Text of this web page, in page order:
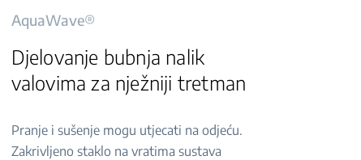
AquaWave®
Djelovanje bubnja nalik
valovima za nježniji tretman
Pranje i sušenje mogu utjecati na odjeću.
Zakrivljeno staklo na vratima sustava